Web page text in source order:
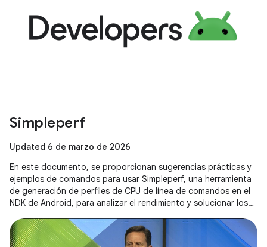
Simpleperf
Updated 6 de marzo de 2026
En este documento, se proporcionan sugerencias prácticas y
ejemplos de comandos para usar Simpleperf, una herramienta
de generación de perfiles de CPU de línea de comandos en el
NDK de Android, para analizar el rendimiento y solucionar los
para las aplicaciones de Unity.